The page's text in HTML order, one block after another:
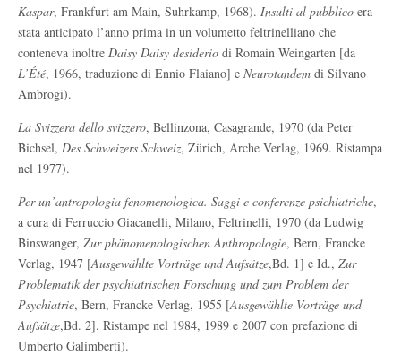
Kaspar, Frankfurt am Main, Suhrkamp, 1968). Insulti al pubblico era
stata anticipato l’anno prima in un volumetto feltrinelliano che
conteneva inoltre Daisy Daisy desiderio di Romain Weingarten [da
L’Été, 1966, traduzione di Ennio Flaiano] e Neurotandem di Silvano
Ambrogi).
La Svizzera dello svizzero, Bellinzona, Casagrande, 1970 (da Peter
Bichsel, Des Schweizers Schweiz, Zürich, Arche Verlag, 1969. Ristampa
nel 1977).
Per un’antropologia fenomenologica. Saggi e conferenze psichiatriche,
a cura di Ferruccio Giacanelli, Milano, Feltrinelli, 1970 (da Ludwig
Binswanger, Zur phänomenologischen Anthropologie, Bern, Francke
Verlag, 1947 [Ausgewählte Vorträge und Aufsätze,Bd. 1] e Id., Zur
Problematik der psychiatrischen Forschung und zum Problem der
Psychiatrie, Bern, Francke Verlag, 1955 [Ausgewählte Vorträge und
Aufsätze,Bd. 2]. Ristampe nel 1984, 1989 e 2007 con prefazione di
Umberto Galimberti).